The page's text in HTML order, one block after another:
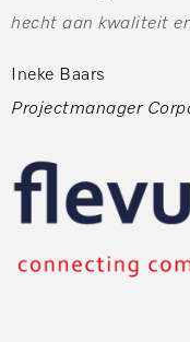
hecht aan kwaliteit
Ineke Baars
Projectmanager